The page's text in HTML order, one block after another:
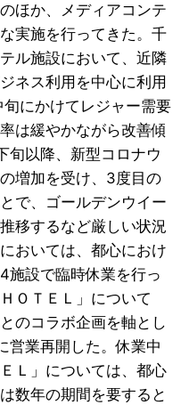
ほか、メディアコンテ
実施を行ってきた。千
ル施設において、近隣
ネス利用を中心に利用
にかけてレジャー需要
は緩やかながら改善傾
旬以降、新型コロナウ
増加を受け、3度目の
で、ゴールデンウイー
移するなど厳しい状況
おいては、都心におけ
施設で臨時休業を行っ
ＯＴＥＬ」について
のコラボ企画を軸とし
営業再開した。休業中
Ｌ」については、都心
数年の期間を要すると